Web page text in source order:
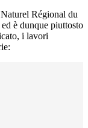
Régional du
è dunque piuttosto
i lavori